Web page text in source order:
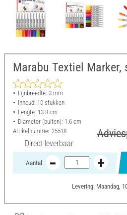
Marabu Textiel Marker,
Lijnbreedte: 3 mm
Inhoud: 10 stukken
Lengte: 13.8 cm
Diameter (buiten): 1.6 cm
Artikelnummer 25518
Direct leverbaar
Aantal:
Levering: Maandag,